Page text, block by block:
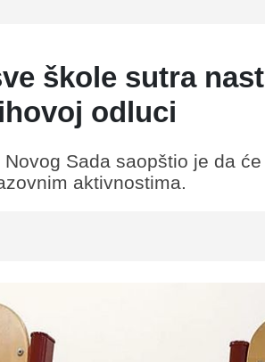
škole sutra
odluci
Sada saopštio je da
aktivnostima.